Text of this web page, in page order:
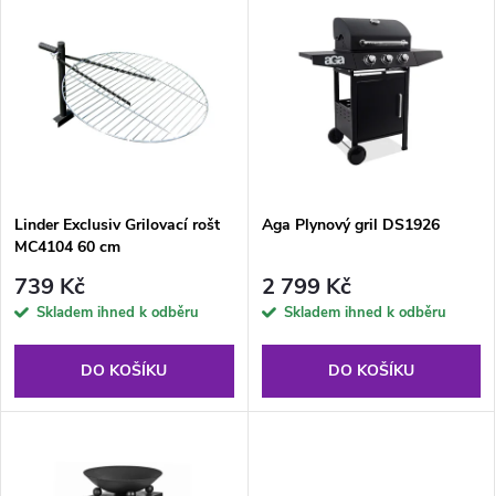
p
r
o
d
Abecedně
s
p
r
Linder Exclusiv Grilovací rošt
MC4104 60 cm
739 Kč
Skladem ihned k odběru
DO KOŠÍKU
Aga Plynový gril DS1926
2 799 Kč
Skladem ihned k odběru
DO KOŠÍKU